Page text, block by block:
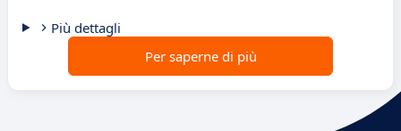
Più dettagli
Per saperne di più